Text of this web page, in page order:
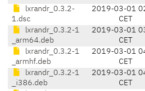
lxrandr_0.3.2-
1.dsc
2019-03-01
CET
lxrandr_0.3.2-1
_arm64.deb
2019-03-01
CET
lxrandr_0.3.2-1
_armhf.deb
2019-03-01
CET
lxrandr_0.3.2-1
_i386.deb
2019-03-01
CET